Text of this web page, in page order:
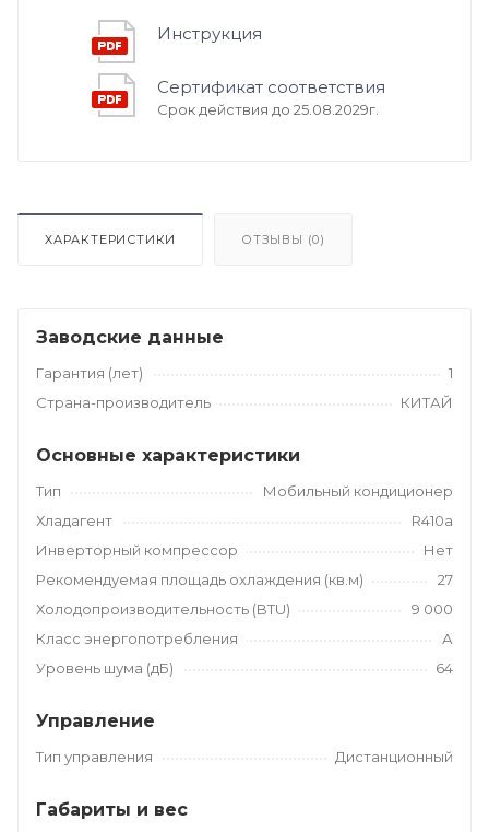
Инструкция
Сертификат соответствия
Срок действия до 25.08.2029г.
ХАРАКТЕРИСТИКИ ОТЗЫВЫ (0)
Заводские данные
Гарантия (лет)
1
Страна-производитель
КИТАЙ
Основные характеристики
Тип
Мобильный кондиционер
Хладагент
R410a
Инверторный компрессор
Нет
Рекомендуемая площадь охлаждения (кв.м)
27
Холодопроизводительность (BTU)
9 000
Класс энергопотребления
А
Уровень шума (дБ)
64
Управление
Тип управления Дистанционный
Габариты и вес